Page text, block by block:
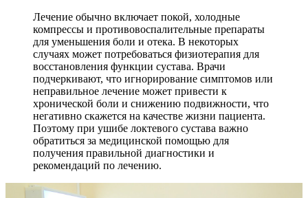
Лечение обычно включает покой, холодные
компрессы и противовоспалительные препараты
для уменьшения боли и отека. В некоторых
случаях может потребоваться физиотерапия для
восстановления функции сустава. Врачи
подчеркивают, что игнорирование симптомов или
неправильное лечение может привести к
хронической боли и снижению подвижности, что
негативно скажется на качестве жизни пациента.
Поэтому при ушибе локтевого сустава важно
обратиться за медицинской помощью для
получения правильной диагностики и
рекомендаций по лечению.